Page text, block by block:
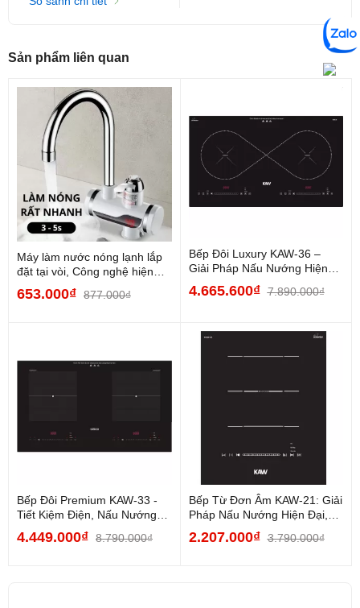
Bếp đôi Standard KAW-28
mà còn là giải pháp công nghệ giúp việc nấu nướng trở nên
nhanh chóng, an toàn và tinh tế hơn
Sản phẩm liên quan
Máy làm nước nóng lạnh lắp
đặt tại vòi, Công nghệ hiện
đại, Chất lượng...
653.000₫ 877.000₫
Bếp Đôi Luxury KAW-36 –
Giải Pháp Nấu Nướng Hiện
Đại, Tiện Nghi và An...
4.665.600₫ 7.890.000₫
Bếp Đôi Premium KAW-33 -
Tiết Kiệm Điện, Nấu Nướng
4.449.000₫ 8.790.000₫
Bếp Từ Đơn Âm KAW-21: Giải
Pháp Nấu Nướng Hiện Đại,
Tiết Kiệm Và An...
2.207.000₫ 3.790.000₫